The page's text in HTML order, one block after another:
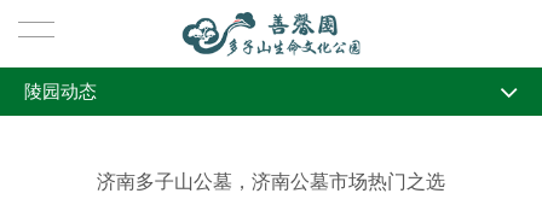
陵园动态
行业资讯济南多子山公墓，济南公墓市场热门之选
首页